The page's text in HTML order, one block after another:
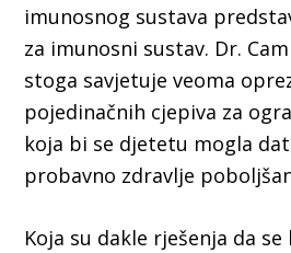
imunosnog sustava
za imunosni sustav. Dr.
stoga savjetuje veoma
pojedinačnih cjepiva za
koja bi se djetetu mogla
probavno zdravlje
Koja su dakle rješenja da